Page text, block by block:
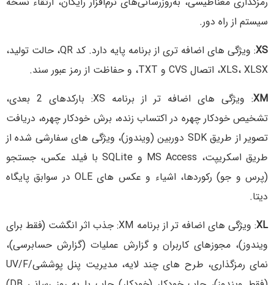
سیستم از راه دور.
XS
: ویژگی های اضافه تری از برنامه پایه دارد. کد QR، حالت تولید،
XLS، XLSX، اتصال CVS و TXT، و حفاظت از رمز عبور سند.
XM
: ویژگی های اضافه تر از برنامه XS: بارکدهای 2 بعدی،
تشخیص خودکار چهره در اکتساب زنده، برش خودکار چهره، دریافت
تصویر از طریق SDK دوربین (ویندوز)، ویژگی های سفارشی شده از
طریق اسکریپت، MS Access و SQLite با فیلد عکس، جستجو
(پرس و جو) رکوردها، اشیاء و عکس های OLE در سوابق پایگاه
دیتا.
XL
: ویژگی های اضافه تر از برنامه XM: جذب اثر انگشت (فقط برای
ویندوز)، مجوزهای کاربران و گزارش عملیات (گزارش حسابرسی)،
نمای رمزگذاری، طرح های چند لایه، مدیریت پنل پوششی/UV/F